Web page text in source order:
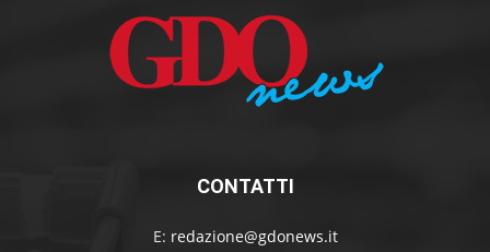
CONTATTI
E: redazione@gdonews.it